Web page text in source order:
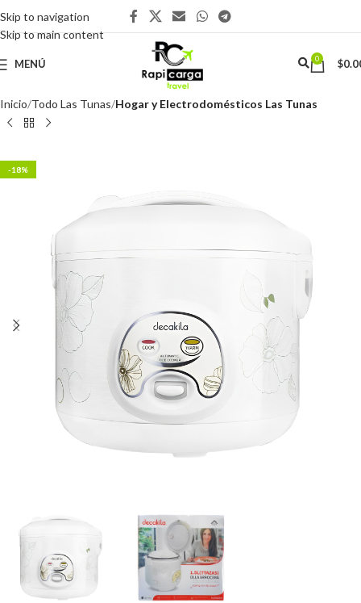
Skip to navigation
Skip to main content
MENÚ 0 $
Inicio Todo Las Tunas Hogar y Electrodomésticos Las Tunas
-18%